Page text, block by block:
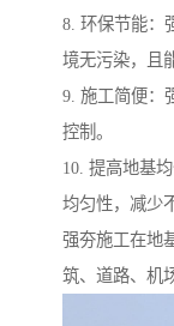
8. 环保节能：
境无污染，且
9. 施工简便：
控制。
10. 提高地基
均匀性，减少
强夯施工在地
筑、道路、机